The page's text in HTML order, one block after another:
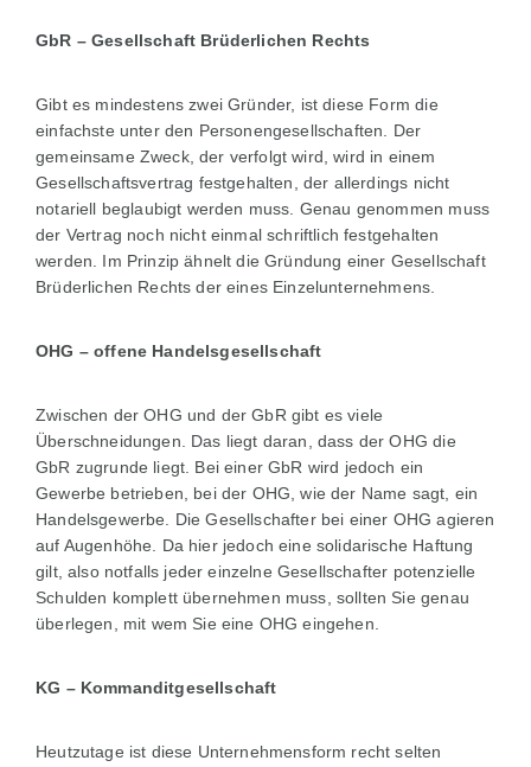
GbR – Gesellschaft Brüderlichen Rechts
Gibt es mindestens zwei Gründer, ist diese Form die
einfachste unter den Personengesellschaften. Der
gemeinsame Zweck, der verfolgt wird, wird in einem
Gesellschaftsvertrag festgehalten, der allerdings nicht
notariell beglaubigt werden muss. Genau genommen muss
der Vertrag noch nicht einmal schriftlich festgehalten
werden. Im Prinzip ähnelt die Gründung einer Gesellschaft
Brüderlichen Rechts der eines Einzelunternehmens.
OHG – offene Handelsgesellschaft
Zwischen der OHG und der GbR gibt es viele
Überschneidungen. Das liegt daran, dass der OHG die
GbR zugrunde liegt. Bei einer GbR wird jedoch ein
Gewerbe betrieben, bei der OHG, wie der Name sagt, ein
Handelsgewerbe. Die Gesellschafter bei einer OHG agieren
auf Augenhöhe. Da hier jedoch eine solidarische Haftung
gilt, also notfalls jeder einzelne Gesellschafter potenzielle
Schulden komplett übernehmen muss, sollten Sie genau
überlegen, mit wem Sie eine OHG eingehen.
KG – Kommanditgesellschaft
Heutzutage ist diese Unternehmensform recht selten